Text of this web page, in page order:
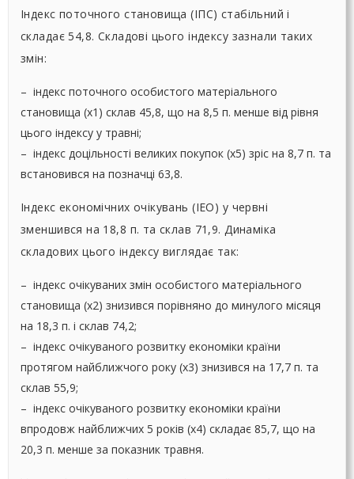
Індекс поточного становища (ІПС) стабільний і
складає 54,8. Складові цього індексу зазнали таких
змін:
– індекс поточного особистого матеріального
становища (х1) склав 45,8, що на 8,5 п. менше від рівня
цього індексу у травні;
– індекс доцільності великих покупок (х5) зріс на 8,7 п. та
встановився на позначці 63,8.
Індекс економічних очікувань (ІЕО) у червні
зменшився на 18,8 п. та склав 71,9. Динаміка
складових цього індексу виглядає так:
– індекс очікуваних змін особистого матеріального
становища (х2) знизився порівняно до минулого місяця
на 18,3 п. і склав 74,2;
– індекс очікуваного розвитку економіки країни
протягом найближчого року (х3) знизився на 17,7 п. та
склав 55,9;
– індекс очікуваного розвитку економіки країни
впродовж найближчих 5 років (х4) складає 85,7, що на
20,3 п. менше за показник травня.